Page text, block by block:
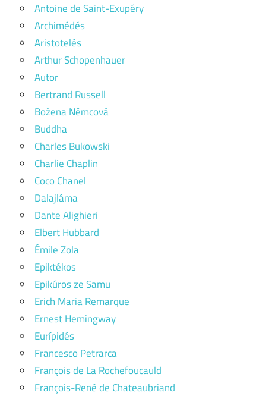
Antoine de Saint-Exupéry
Archimédés
Aristotelés
Arthur Schopenhauer
Autor
Bertrand Russell
Božena Němcová
Buddha
Charles Bukowski
Charlie Chaplin
Coco Chanel
Dalajláma
Dante Alighieri
Elbert Hubbard
Émile Zola
Epiktékos
Epikúros ze Samu
Erich Maria Remarque
Ernest Hemingway
Eurípidés
Francesco Petrarca
François de La Rochefoucauld
François-René de Chateaubriand